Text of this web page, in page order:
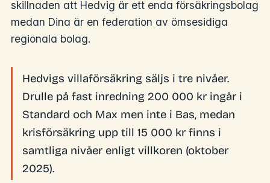
skillnaden att Hedvig är ett enda försäkringsbolag
medan Dina är en federation av ömsesidiga
regionala bolag.
Hedvigs villaförsäkring säljs i tre nivåer.
Drulle på fast inredning 200 000 kr ingår i
Standard och Max men inte i Bas, medan
krisförsäkring upp till 15 000 kr finns i
samtliga nivåer enligt villkoren (oktober
2025).